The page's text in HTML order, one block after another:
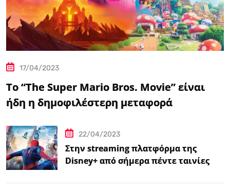
17/04/2023
Το “The Super Mario Bros. Movie” είναι
ήδη η δημοφιλέστερη μεταφορά
22/04/2023
Στην streaming πλατφόρμα της
Disney+ από σήμερα πέντε ταινίες